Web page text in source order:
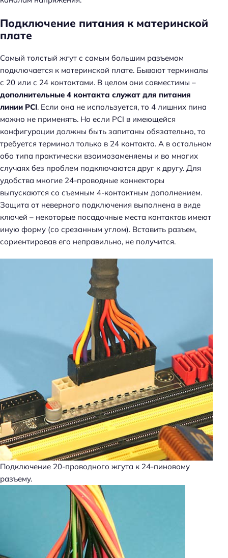
Подключение питания к материнской
плате
Самый толстый жгут с самым большим разъемом
подключается к материнской плате. Бывают терминалы
с 20 или с 24 контактами. В целом они совместимы –
дополнительные 4 контакта служат для питания
линии PCI. Если она не используется, то 4 лишних пина
можно не применять. Но если PCI в имеющейся
конфигурации должны быть запитаны обязательно, то
требуется терминал только в 24 контакта. А в остальном
оба типа практически взаимозаменяемы и во многих
случаях без проблем подключаются друг к другу. Для
удобства многие 24-проводные коннекторы
выпускаются со съемным 4-контактным дополнением.
Защита от неверного подключения выполнена в виде
ключей – некоторые посадочные места контактов имеют
иную форму (со срезанным углом). Вставить разъем,
сориентировав его неправильно, не получится.
Подключение 20-проводного жгута к 24-пиновому
разъему.